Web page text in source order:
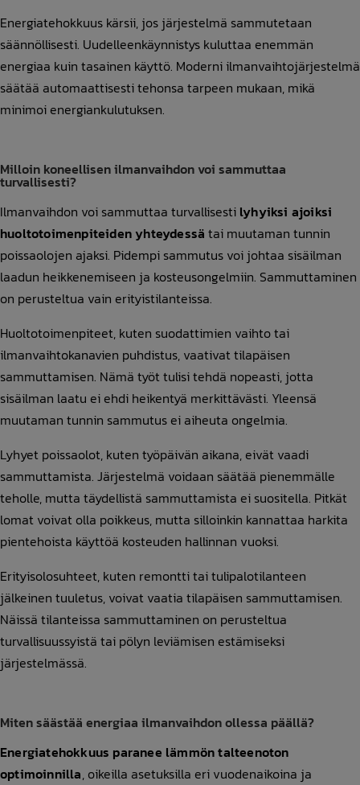
Energiatehokkuus kärsii, jos järjestelmä sammutetaan
säännöllisesti. Uudelleenkäynnistys kuluttaa enemmän
energiaa kuin tasainen käyttö. Moderni ilmanvaihtojärjestelmä
säätää automaattisesti tehonsa tarpeen mukaan, mikä
minimoi energiankulutuksen.
Milloin koneellisen ilmanvaihdon voi sammuttaa
turvallisesti?
Ilmanvaihdon voi sammuttaa turvallisesti lyhyiksi ajoiksi
huoltotoimenpiteiden yhteydessä tai muutaman tunnin
poissaolojen ajaksi. Pidempi sammutus voi johtaa sisäilman
laadun heikkenemiseen ja kosteusongelmiin. Sammuttaminen
on perusteltua vain erityistilanteissa.
Huoltotoimenpiteet, kuten suodattimien vaihto tai
ilmanvaihtokanavien puhdistus, vaativat tilapäisen
sammuttamisen. Nämä työt tulisi tehdä nopeasti, jotta
sisäilman laatu ei ehdi heikentyä merkittävästi. Yleensä
muutaman tunnin sammutus ei aiheuta ongelmia.
Lyhyet poissaolot, kuten työpäivän aikana, eivät vaadi
sammuttamista. Järjestelmä voidaan säätää pienemmälle
teholle, mutta täydellistä sammuttamista ei suositella. Pitkät
lomat voivat olla poikkeus, mutta silloinkin kannattaa harkita
pientehoista käyttöä kosteuden hallinnan vuoksi.
Erityisolosuhteet, kuten remontti tai tulipalotilanteen
jälkeinen tuuletus, voivat vaatia tilapäisen sammuttamisen.
Näissä tilanteissa sammuttaminen on perusteltua
turvallisuussyistä tai pölyn leviämisen estämiseksi
järjestelmässä.
Miten säästää energiaa ilmanvaihdon ollessa päällä?
Energiatehokkuus paranee lämmön talteenoton
optimoinnilla, oikeilla asetuksilla eri vuodenaikoina ja